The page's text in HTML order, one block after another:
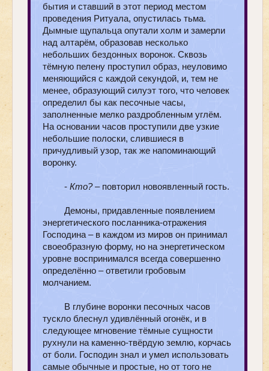
бытия и ставший в этот период местом
проведения Ритуала, опустилась тьма.
Дымные щупальца опутали холм и замерли
над алтарём, образовав несколько
небольших бездонных воронок. Сквозь
тёмную пелену проступил образ, неуловимо
меняющийся с каждой секундой, и, тем не
менее, образующий силуэт того, что человек
определил бы как песочные часы,
заполненные мелко раздробленным углём.
На основании часов проступили две узкие
небольшие полоски, слившиеся в
причудливый узор, так же напоминающий
воронку.
-Кто?– повторил новоявленный гость.
Демоны, придавленные появлением
энергетического посланника-отражения
Господина – в каждом из миров он принимал
своеобразную форму, но на энергетическом
уровне воспринимался всегда совершенно
определённо – ответили гробовым
молчанием.
В глубине воронки песочных часов
тускло блеснул удивлённый огонёк, и в
следующее мгновение тёмные сущности
рухнули на каменно-твёрдую землю, корчась
от боли. Господин знал и умел использовать
самые обычные и простые, но от того не